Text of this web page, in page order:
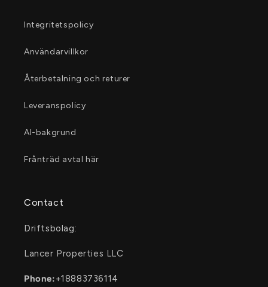
Integritetspolicy
Användarvillkor
Återbetalning och returer
Leveranspolicy
AI-bakgrund
Frånträd avtal här
Contact
Driftsbolag:
Lancer Properties LLC
Phone:+18883736114